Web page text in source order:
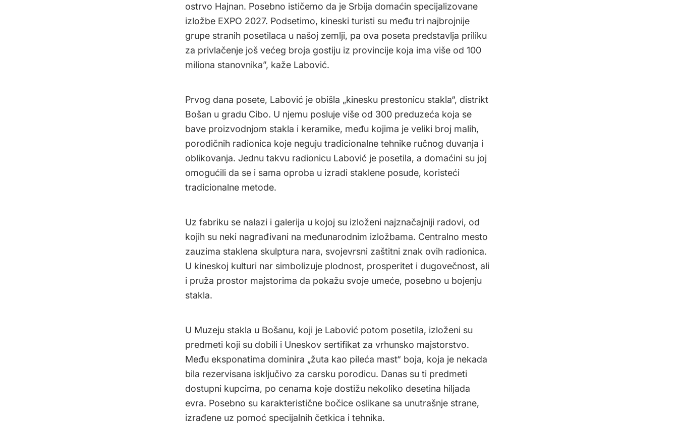
ostrvo Hajnan. Posebno ističemo da je Srbija domaćin specijalizovane
izložbe EXPO 2027. Podsetimo, kineski turisti su među tri najbrojnije
grupe stranih posetilaca u našoj zemlji, pa ova poseta predstavlja priliku
za privlačenje još većeg broja gostiju iz provincije koja ima više od 100
miliona stanovnika”, kaže Labović.
Prvog dana posete, Labović je obišla „kinesku prestonicu stakla“, distrikt
Bošan u gradu Cibo. U njemu posluje više od 300 preduzeća koja se
bave proizvodnjom stakla i keramike, među kojima je veliki broj malih,
porodičnih radionica koje neguju tradicionalne tehnike ručnog duvanja i
oblikovanja. Jednu takvu radionicu Labović je posetila, a domaćini su joj
omogućili da se i sama oproba u izradi staklene posude, koristeći
tradicionalne metode.
Uz fabriku se nalazi i galerija u kojoj su izloženi najznačajniji radovi, od
kojih su neki nagrađivani na međunarodnim izložbama. Centralno mesto
zauzima staklena skulptura nara, svojevrsni zaštitni znak ovih radionica.
U kineskoj kulturi nar simbolizuje plodnost, prosperitet i dugovečnost, ali
i pruža prostor majstorima da pokažu svoje umeće, posebno u bojenju
stakla.
U Muzeju stakla u Bošanu, koji je Labović potom posetila, izloženi su
predmeti koji su dobili i Uneskov sertifikat za vrhunsko majstorstvo.
Među eksponatima dominira „žuta kao pileća mast“ boja, koja je nekada
bila rezervisana isključivo za carsku porodicu. Danas su ti predmeti
dostupni kupcima, po cenama koje dostižu nekoliko desetina hiljada
evra. Posebno su karakteristične bočice oslikane sa unutrašnje strane,
izrađene uz pomoć specijalnih četkica i tehnika.